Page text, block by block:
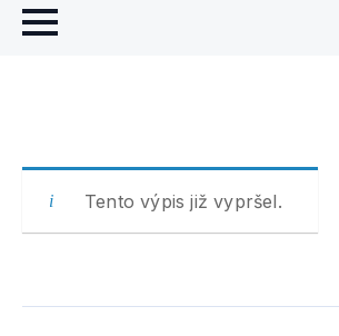
Tento výpis již vypršel.